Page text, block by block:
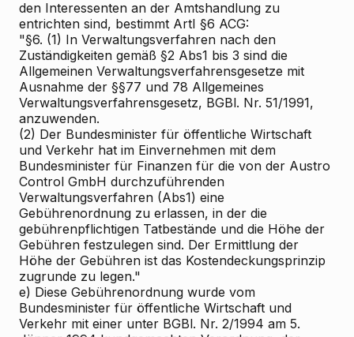
den Interessenten an der Amtshandlung zu
entrichten sind, bestimmt ArtI §6 ACG:
"§6. (1) In Verwaltungsverfahren nach den
Zuständigkeiten gemäß §2 Abs1 bis 3 sind die
Allgemeinen Verwaltungsverfahrensgesetze mit
Ausnahme der §§77 und 78 Allgemeines
Verwaltungsverfahrensgesetz, BGBl. Nr. 51/1991,
anzuwenden.
(2) Der Bundesminister für öffentliche Wirtschaft
und Verkehr hat im Einvernehmen mit dem
Bundesminister für Finanzen für die von der Austro
Control GmbH durchzuführenden
Verwaltungsverfahren (Abs1) eine
Gebührenordnung zu erlassen, in der die
gebührenpflichtigen Tatbestände und die Höhe der
Gebühren festzulegen sind. Der Ermittlung der
Höhe der Gebühren ist das Kostendeckungsprinzip
zugrunde zu legen."
e) Diese Gebührenordnung wurde vom
Bundesminister für öffentliche Wirtschaft und
Verkehr mit einer unter BGBl. Nr. 2/1994 am 5.